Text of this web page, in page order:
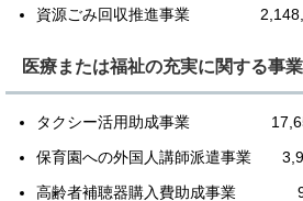
資源ごみ回収推進事業
医療または福祉の充実に関する事業
タクシー活用助成事業
保育園への外国人講師派遣事業
高齢者補聴器購入費助成事業